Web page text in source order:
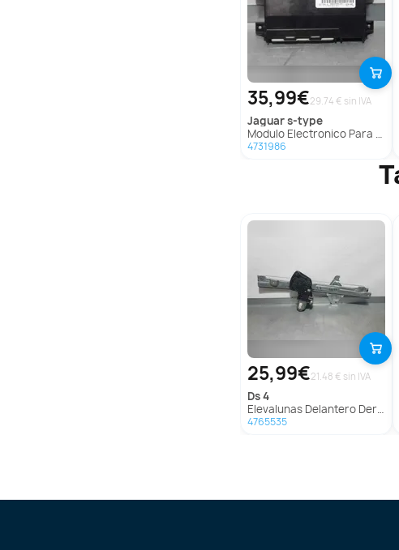
35,99€29.74 € sin IVA
jaguars-type
Modulo Electronico Para Jaguar S-Type
4731986
25,99€21.48 € sin IVA
ds4
Elevalunas Delantero Derecho Para Ds 4
4765535